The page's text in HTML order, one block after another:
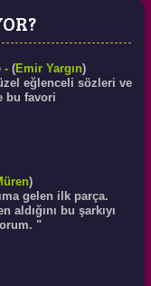
- (Emir Yargın)
eğlenceli sözleri ve
bu favori
)
gelen ilk parça.
aldığını bu şarkıyı
"